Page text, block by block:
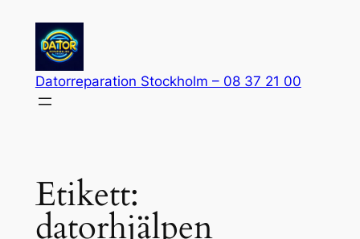
innehåll
Datorreparation Stockholm – 08 37 21 00
Etikett:
datorhjälpen